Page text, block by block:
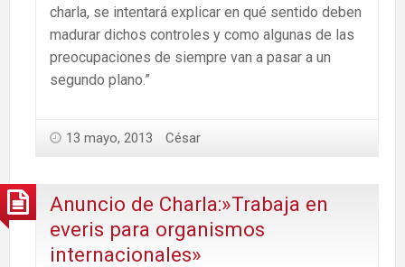
charla, se intentará explicar en qué sentido deben
madurar dichos controles y como algunas de las
preocupaciones de siempre van a pasar a un
segundo plano.”
13 mayo, 2013 César
Anuncio de Charla:»Trabaja en
everis para organismos
internacionales»